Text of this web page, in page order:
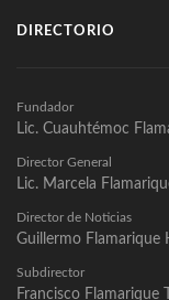
DIRECTORIO
Fundador
Lic. Cuauhtémoc
Director General
Lic. Marcela
Director de Noticias
Guillermo Flamarique
Subdirector
Francisco Flamarique